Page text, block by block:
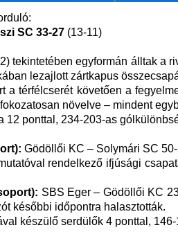
SC 33-27 (13-11)
tekintetében egyformán álltak a
lezajlott zártkapus
a térfélcserét követően a
növelve – mindent
12 ponttal, 234-203-as
Gödöllői KC – Solymári SC
rendelkező ifjúsági
SBS Eger – Gödöllői KC
későbbi időpontra halasztották.
készülő serdülők 4 ponttal,